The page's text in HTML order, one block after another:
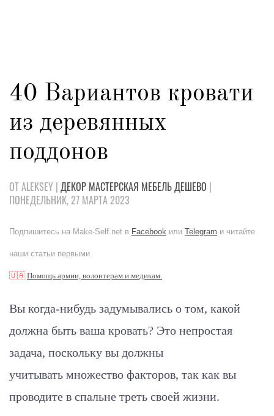
40 Вариантов кровати
из деревянных
поддонов
ОТ ALEKSEY | ДЕКОР МАСТЕРСКАЯ МЕБЕЛЬДЕШЕВО |
ПОНЕДЕЛЬНИК, 27 МАРТА 2023
Подпишитесь на Make-Self.net в Facebook или Telegram и читайте
наши статьи первыми.
🇺🇦Помощь армии, волонтерам и медикам.
Вы когда-нибудь задумывались о том, какой
должна быть ваша кровать? Это непростая
задача, поскольку вы должны
учитывать множество факторов, так как вы
проводите в спальне треть своей жизни.